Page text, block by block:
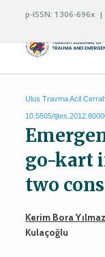
p-ISSN: 1306-696x
Ulus Travma Acil
10.5505/
go-kart
two
Kerim Bora Yılmaz
Kulaçoğlu